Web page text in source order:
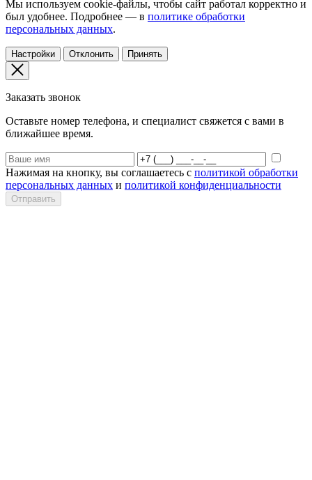
Мы используем cookie-файлы, чтобы сайт работал корректно и
был удобнее. Подробнее — в политике обработки
персональных данных.
Настройки Отклонить Принять
Заказать звонок
Оставьте номер телефона, и специалист свяжется с вами в
ближайшее время.
Нажимая на кнопку, вы соглашаетесь с политикой обработки
персональных данных и политикой конфиденциальности
Отправить